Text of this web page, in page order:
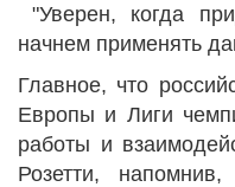
"Уверен, когда
начнем применять
Главное, что
Европы и Лиги
работы и
Розетти,